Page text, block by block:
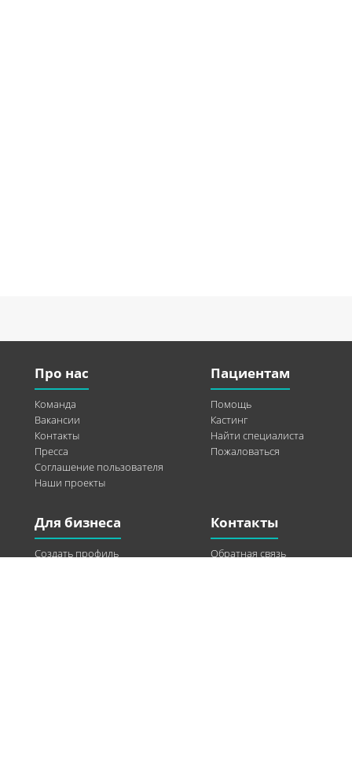
Про нас
Команда
Вакансии
Контакты
Пресса
Соглашение пользователя
Наши проекты
Пациентам
Помощь
Кастинг
Найти специалиста
Пожаловаться
Для бизнеса
Создать профиль
Контакты
Обратная связь